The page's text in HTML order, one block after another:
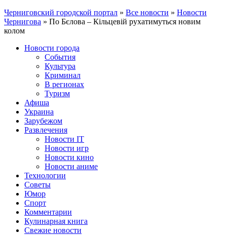
Черниговский городской портал » Все новости » Новости
Чернигова » По Бєлова – Кільцевій рухатимуться новим
колом
Новости города
События
Культура
Криминал
В регионах
Туризм
Афиша
Украина
Зарубежом
Развлечения
Новости IT
Новости игр
Новости кино
Новости аниме
Технологии
Советы
Юмор
Спорт
Комментарии
Кулинарная книга
Свежие новости